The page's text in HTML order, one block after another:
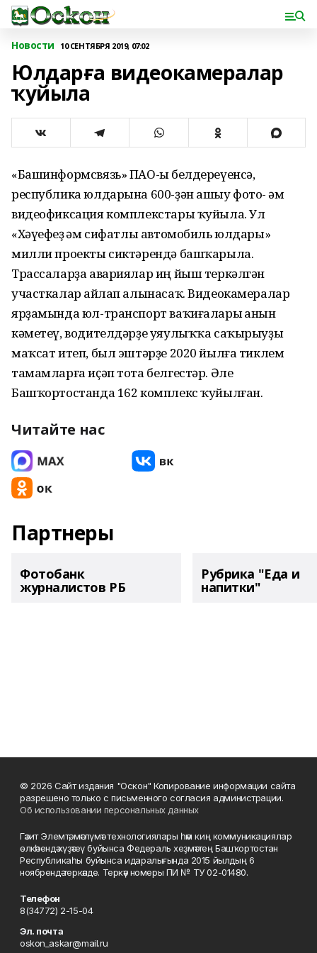
Новости 10 СЕНТЯБРЯ 2019, 07:02
Юлдарға видеокамералар
ҡуйыла
«Башинформсвязь» ПАО-һы белдереүенсә,
республика юлдарына 600-ҙән ашыу фото- һәм
видеофиксация комплекстары ҡуйыла. Ул
«Хәүефһеҙ һәм сифатлы автомобиль юлдары»
милли проекты сиктәрендә башҡарыла.
Трассаларҙа авариялар иң йыш теркәлгән
участкалар һайлап алынасаҡ. Видеокамералар
ярҙамында юл-транспорт ваҡиғалары һанын
кәметеү, водителдәрҙе уяулыҡҡа саҡырыуҙы
маҡсат итеп, был эштәрҙе 2020 йылға тиклем
тамамларға иҫәп тота белгестәр. Әле
Башҡортостанда 162 комплекс ҡуйылған.
Читайте нас
Партнеры
Фотобанк
журналистов РБ
Рубрика "Еда и
напитки"
© 2026 Сайт издания "Оскон" Копирование информации сайта
разрешено только с письменного согласия администрации.
Об использовании персональных данных
Гәзит Элемтә, мәғлүмәт технологиялары һәм киң коммуникациялар
өлкәһендә күҙәтеү буйынса Федераль хеҙмәттең Башҡортостан
Республикаһы буйынса идаралығында 2015 йылдың 6
ноябрендә теркәлде. Теркәү номеры ПИ № ТУ 02-01480.
Телефон
8(34772) 2-15-04
Эл. почта
oskon_askar@mail.ru